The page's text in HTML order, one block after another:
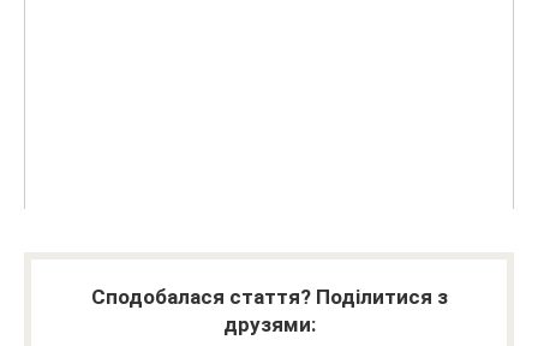
Сподобалася стаття? Поділитися з
друзями: